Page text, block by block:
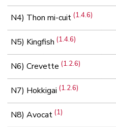
N4) Thon mi-cuit(1.4.6)
N5) Kingfish(1.4.6)
N6) Crevette(1.2.6)
N7) Hokkigai(1.2.6)
N8) Avocat(1)